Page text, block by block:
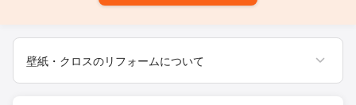
壁紙・クロスのリフォームについて